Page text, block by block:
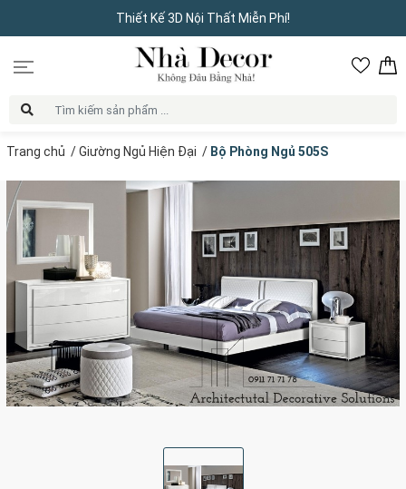
Thiết Kế 3D Nội Thất Miễn Phí!
Trang chủ /Giường Ngủ Hiện Đại / Bộ Phòng Ngủ 505S